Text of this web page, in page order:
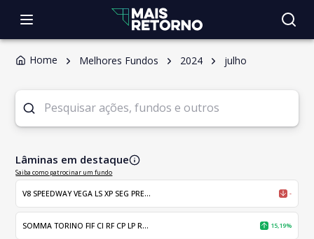
Home Melhores Fundos 2024 julho
Lâminas em destaque
Saiba como patrocinar um fundo
V8 SPEEDWAY VEGA LS XP SEG PRE... -
SOMMA TORINO FIF CI RF CP LP R... 15,19%